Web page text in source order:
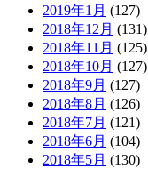
2019年1月 (127)
2018年12月 (131)
2018年11月 (125)
2018年10月 (127)
2018年9月 (127)
2018年8月 (126)
2018年7月 (121)
2018年6月 (104)
2018年5月 (130)